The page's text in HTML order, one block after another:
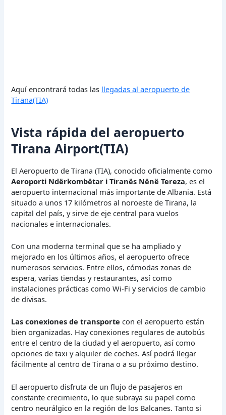
Aquí encontrará todas las llegadas al aeropuerto de
Tirana(TIA)
Vista rápida del aeropuerto
Tirana Airport(TIA)
El Aeropuerto de Tirana (TIA), conocido oficialmente como
Aeroporti Ndërkombëtar i Tiranës Nënë Tereza, es el
aeropuerto internacional más importante de Albania. Está
situado a unos 17 kilómetros al noroeste de Tirana, la
capital del país, y sirve de eje central para vuelos
nacionales e internacionales.
Con una moderna terminal que se ha ampliado y
mejorado en los últimos años, el aeropuerto ofrece
numerosos servicios. Entre ellos, cómodas zonas de
espera, varias tiendas y restaurantes, así como
instalaciones prácticas como Wi-Fi y servicios de cambio
de divisas.
Las conexiones de transporte con el aeropuerto están
bien organizadas. Hay conexiones regulares de autobús
entre el centro de la ciudad y el aeropuerto, así como
opciones de taxi y alquiler de coches. Así podrá llegar
fácilmente al centro de Tirana o a su próximo destino.
El aeropuerto disfruta de un flujo de pasajeros en
constante crecimiento, lo que subraya su papel como
centro neurálgico en la región de los Balcanes. Tanto si